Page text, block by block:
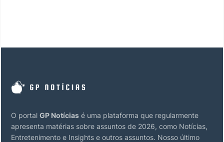
O portal GP Notícias é uma plataforma que regularmente
apresenta matérias sobre assuntos de 2026, como Notícias,
Entretenimento e Insights e outros assuntos. Nosso último